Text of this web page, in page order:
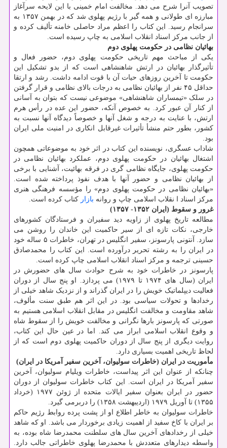
تصویب آنرا شرح می دهد. مخالفت امام خمینی با این لایحه سرآغاز
مبارزه ای طولانی و همه گیر با رژیم پهلوی شد که در بهمن ۱۳۵۷ به
سرانجام رسید. این کتاب را اعظم مراد حاصلی خامنه تألیف کرده و
از جانب مرکز اسناد انقلاب اسلامی به چاپ رسیده است.
بهائیان نظامی در حکومت پهلوی دوم
یکی از مباحث مهم تاریخی حکومت پهلوی دوم، حضور فعال و
تأثیرگذار بهائیان در ارتش شاهنشاهی است که از بدو تشکیل این
حکومت تا آخرین روزهای حیات آن با قوت ادامه داشت. رشد و ارتقا
حداقل ۴۵ نفر از بهائیان نظامی به درجات بالای نظامی و قرار گرفتن
در سلک «تیمساران شاهنشاهی» موضوعی نیست که بتوان به آسانی
از کنار آن عبور کرد. به خصوص آنکه، حضور این عده در رأس هرم
ارتش، با عنایت به درجه و شغل آنها و خصوصاً دیدگاه آنها نسبت به
کشور، بطور حتم منشأ تأثیرات غیرقابل انکاری در امنیت ملی ایران
بود.
شاداب عسگری، نویسنده این کتاب در اثر خود به موضوعاتی همچون
اشتغال بهائیان در حکومت پهلوی دوم، عملکرد بهائیان نظامی در
حکومت پهلوی، جایگاه نظامی گری در فرقه بهائیت، آشنایی با برخی
از بهائیان نظامی و حضور آنها با هدف نفوذ پرداخته شده است.
«بهائیان نظامی در حکومت پهلوی دوم» را مؤسسه فرهنگی هنری
مرکز اسناد ا نقلاب اسلامی چاپ و روانه بازار کتاب کرده است.
غرور و سقوط (ایران ۱۳۵۲- ۱۳۵۷)
مطالعه تاریخ پهلوی از زاویه دید سفیران و فرستادگان کشورهای
خارجی، نکات تازه ای از سیر حاکمیت این خاندان را روشن می
سازد. آنتونی پارسونز، سفیر انگلیس در تهران، خاطرات ۵ ساله خود
در ایران را به رشته تحریر درآورده است. این کتاب را محمدصادق
حسینی ترجمه و مرکز اسناد انقلاب اسلامی چاپ کرده است.
پارسونز در خاطرات خود به شرح حوادث سال های حضورش در
ایران (سال های ۱۹۷۴ تا ۱۹۷۹) می پردازد. او پنج سال از دوران
فعالیت دیپلماتیک خویش را در ایران گذراند و از نزدیک شاهد خیلی از
رخدادها و تحولات سیاسی بود. در این اثر هم طبق سنت مألوف،
شاهد مقاومت و مخالفت انگلیس در مقابل انقلاب اسلامی هستیم به
صورتی که پارسونز بارها نگرانی و مخالفت خویش را از سقوط شاه
و وقوع انقلاب اسلامی ابراز می کند. اما در عین حال این کتاب،
روایت دیگری از پنج سال از دوران حاکمیت پهلوی دوم است که از
لحاظ تاریخی اهمیت بسیاری دارد.
مأموریت در ایران (خاطرات سولیوان، آخرین سفیر آمریکا در ایران)
چنانکه از عنوان این اثر پیداست، خاطرات ویلیام سولیوان، آخرین
سفیر آمریکا در ایران است. این کتاب خاطرات سولیوان از دوران
حضور در ایران بعنوان سفیر ایالات متحده از ژوئن ۱۹۷۷ (خرداد
۱۳۵۵) تا آوریل ۱۹۷۹ (اردیبهشت ۱۳۵۸) را دربرمی گیرد.
خاطرات سولیوان به خاطر اطلاع او از پشت پرده روابط رژیم حاکم
بر ایران با کاخ سفید از اهمیت زیادی برخوردار می باشد. او که شاهد
خیلی از رخدادهای آخرین سال های سلطنت محمدرضا شاه بوده، به
واسطه دیدارهای متعددش با محمدرضا پهلوی خاطراتی جالب دارد.